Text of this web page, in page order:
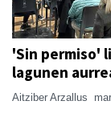
'Sin permiso'
lagunen
Aitziber Arzallus